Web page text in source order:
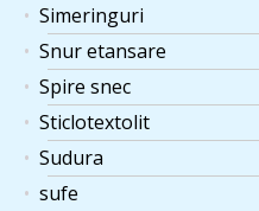
Simeringuri
Snur etansare
Spire snec
Sticlotextolit
Sudura
sufe